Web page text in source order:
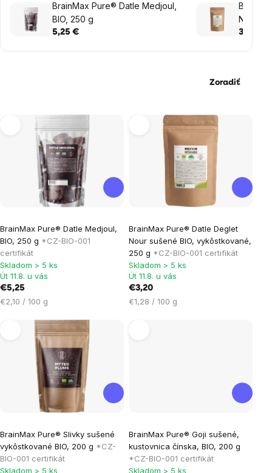
BrainMax Pure® Datle Medjoul,
BIO, 250 g
5,25 €
Nour
250 g
3,20 €
Zoradiť
Výpis
produktov
BrainMax Pure® Datle Medjoul,
BIO, 250 g *CZ-BIO-001
certifikát
Skladom > 5 ks
Út 11.8. u vás
€5,25
Jednotková
€2,10 / 100 g
BrainMax Pure® Datle Deglet
Nour sušené BIO, vykôstkované,
250 g *CZ-BIO-001 certifikát
hodnotenie
produktu
je
5,0
z
5
Skladom > 5 ks
Út 11.8. u vás
€3,20
Jednotková
€1,28 / 100 g
BrainMax Pure® Slivky sušené
vykôstkované BIO, 200 g *CZ-
BIO-001 certifikát
hodnotenie
produktu
je
Skladom > 5 ks
BrainMax Pure® Goji sušené,
kustovnica čínska, BIO, 200 g
*CZ-BIO-001 certifikát
hodnotenie
produktu
je
Skladom > 5 ks